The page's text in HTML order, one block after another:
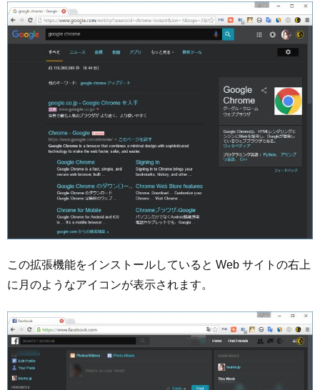
この拡張機能をインストールしていると Web サイトの右上
に月のようなアイコンが表示されます。